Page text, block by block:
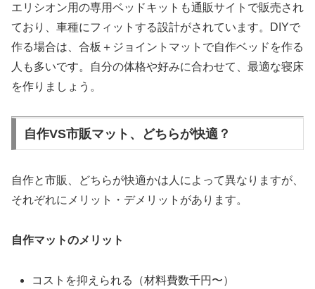
エリシオン用の専用ベッドキットも通販サイトで販売され
ており、車種にフィットする設計がされています。DIYで
作る場合は、合板＋ジョイントマットで自作ベッドを作る
人も多いです。自分の体格や好みに合わせて、最適な寝床
を作りましょう。
自作VS市販マット、どちらが快適？
自作と市販、どちらが快適かは人によって異なりますが、
それぞれにメリット・デメリットがあります。
自作マットのメリット
コストを抑えられる（材料費数千円〜）